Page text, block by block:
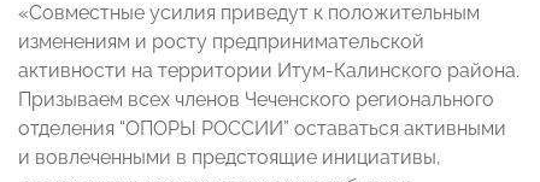
«Совместные усилия приведут к положительным
изменениям и росту предпринимательской
активности на территории Итум-Калинского района.
Призываем всех членов Чеченского регионального
отделения “ОПОРЫ РОССИИ” оставаться активными
и вовлеченными в предстоящие инициативы,